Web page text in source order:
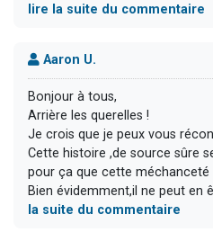
lire la suite du commentaire
Aaron U.
Bonjour à tous,
Arrière les querelles !
Je crois que je peux vous
Cette histoire ,de source sûre
pour ça que cette méchanceté
Bien évidemment,il ne peut en
la suite du commentaire